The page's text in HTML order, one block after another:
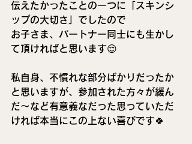
伝えたかったことの一つに「スキンシ
ップの大切さ」でしたので
お子さま、パートナー同士にも生かし
て頂ければと思います😌
私自身、不慣れな部分ばかりだったか
と思いますが、参加された方々が緩ん
だ〜など有意義なだった思っていただ
ければ本当にこの上ない喜びです🍀